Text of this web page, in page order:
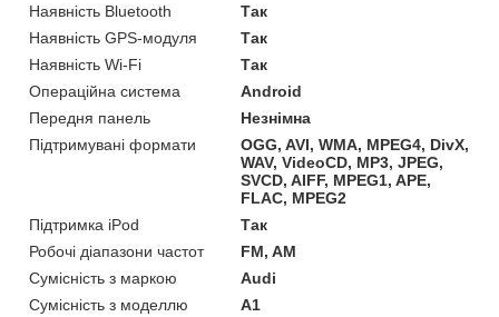
Наявність Bluetooth
Так
Наявність GPS-модуля
Так
Наявність Wi-Fi
Так
Операційна система
Android
Передня панель
Незнімна
Підтримувані формати
OGG, AVI, WMA, MPEG4, DivX,
WAV, VideoCD, MP3, JPEG,
SVCD, AIFF, MPEG1, APE,
FLAC, MPEG2
Підтримка iPod
Так
Робочі діапазони частот
FM, AM
Сумісність з маркою
Audi
Сумісність з моделлю
A1